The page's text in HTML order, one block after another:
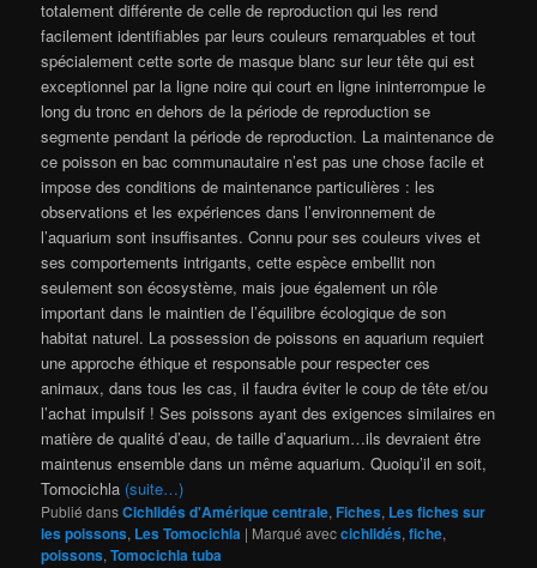
totalement différente de celle de reproduction qui les rend
facilement identifiables par leurs couleurs remarquables et tout
spécialement cette sorte de masque blanc sur leur tête qui est
exceptionnel par la ligne noire qui court en ligne ininterrompue le
long du tronc en dehors de la période de reproduction se
segmente pendant la période de reproduction. La maintenance de
ce poisson en bac communautaire n’est pas une chose facile et
impose des conditions de maintenance particulières : les
observations et les expériences dans l’environnement de
l’aquarium sont insuffisantes. Connu pour ses couleurs vives et
ses comportements intrigants, cette espèce embellit non
seulement son écosystème, mais joue également un rôle
important dans le maintien de l’équilibre écologique de son
habitat naturel. La possession de poissons en aquarium requiert
une approche éthique et responsable pour respecter ces
animaux, dans tous les cas, il faudra éviter le coup de tête et/ou
l’achat impulsif ! Ses poissons ayant des exigences similaires en
matière de qualité d’eau, de taille d’aquarium…ils devraient être
maintenus ensemble dans un même aquarium. Quoiqu’il en soit,
Tomocichla (suite…)
Publié dansCichlidés d'Amérique centrale,Fiches, Les fiches sur
les poissons, Les Tomocichla | Marqué aveccichlidés,fiche,
poissons,Tomocichla tuba